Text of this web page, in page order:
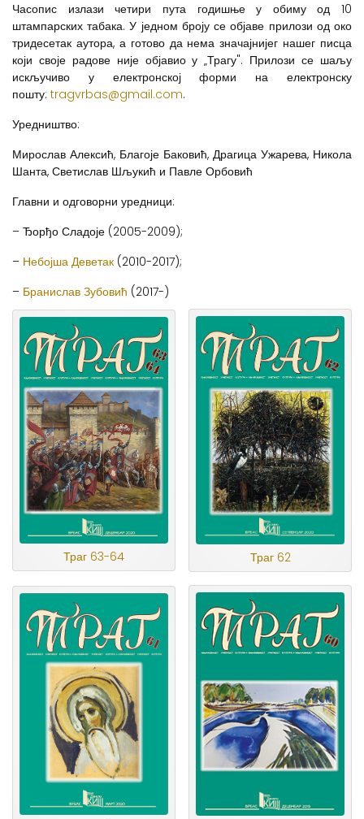
Часопис излази четири пута годишње у обиму од 10
штампарских табака. У једном броју се објаве прилози од око
тридесетак аутора, а готово да нема значајнијег нашег писца
који своје радове није објавио у „Трагу". Прилози се шаљу
искључиво у електронској форми на електронску
пошту: tragvrbas@gmail.com.
Уредништво:
Мирослав Алексић, Благоје Баковић, Драгица Ужарева, Никола
Шанта, Светислав Шљукић и Павле Орбовић
Главни и одговорни уредници:
– Ђорђо Сладоје (2005-2009);
– Небојша Деветак (2010-2017);
– Бранислав Зубовић (2017-)
Траг 63-64 Траг 62